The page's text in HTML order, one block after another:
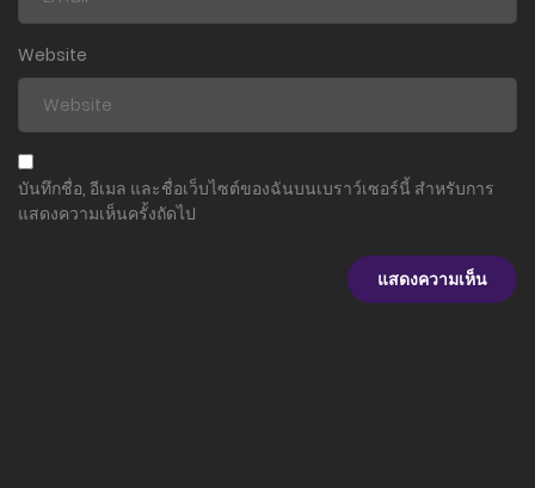
29 ธันวาคม 2024
ตอนที่ 72
29 ธันวาคม 2024
ตอนที่ 71
29 ธันวาคม 2024
Website
บันทึกชื่อ, อีเมล และชื่อเว็บไซต์ของฉันบนเบราว์เซอร์นี้ สำหรับการ
แสดงความเห็นครั้งถัดไป